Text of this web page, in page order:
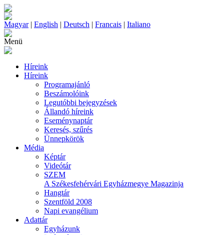
Magyar| English | Deutsch | Francais | Italiano
Menü
Híreink
Híreink
Programajánló
Beszámolóink
Legutóbbi bejegyzések
Állandó híreink
Eseménynaptár
Keresés, szűrés
Ünnepkörök
Média
Képtár
Videótár
SZEM
A Székesfehérvári Egyházmegye Magazinja
Hangtár
Szentföld 2008
Napi evangélium
Adattár
Egyházunk